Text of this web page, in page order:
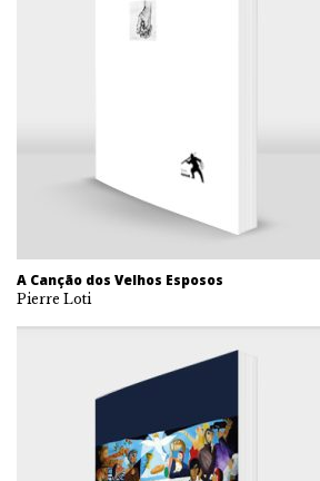
A Canção dos Velhos Esposos
Pierre Loti